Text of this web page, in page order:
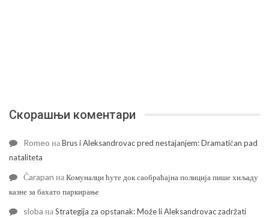
Скорашњи коментари
Romeo наBrus i Aleksandrovac pred nestajanjem: Dramatičan pad
nataliteta
Čarapan наКомуналци ћуте док саобраћајна полиција пише хиљаду
казне за бахато паркирање
sloba наStrategija za opstanak: Može li Aleksandrovac zadržati